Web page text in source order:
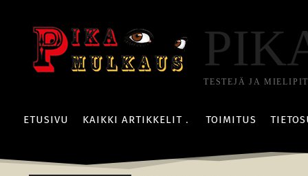
TESTEJÄ JA
ETUSIVU KAIKKI ARTIKKELIT TOIMITUS